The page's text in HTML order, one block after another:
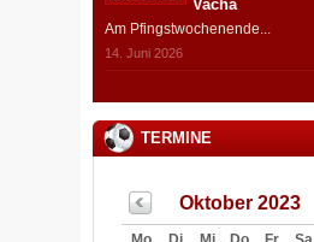
Vacha
Am Pfingstwochenende...
14. Juni 2026
TERMINE
Oktober 2023